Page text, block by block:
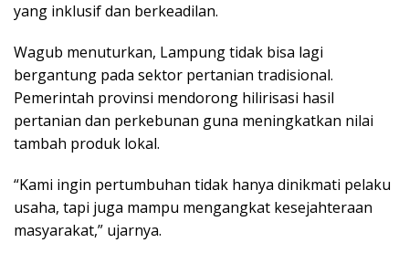
yang inklusif dan berkeadilan.
Wagub menuturkan, Lampung tidak bisa lagi
bergantung pada sektor pertanian tradisional.
Pemerintah provinsi mendorong hilirisasi hasil
pertanian dan perkebunan guna meningkatkan nilai
tambah produk lokal.
“Kami ingin pertumbuhan tidak hanya dinikmati pelaku
usaha, tapi juga mampu mengangkat kesejahteraan
masyarakat,” ujarnya.